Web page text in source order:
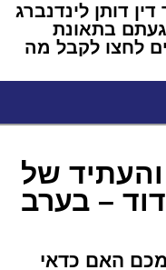
דין דותן לינדנברג
בתאונת
לחצו לקבל מה
של
– בערב
האם כדאי